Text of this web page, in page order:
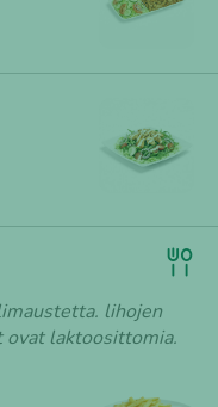
lihojen
ovat laktoosittomia.